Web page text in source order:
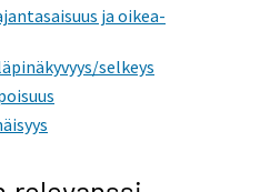
ja oikea-
selkeys